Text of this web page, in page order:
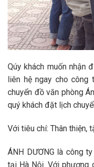
Qúy khách muốn nhận
liên hệ ngay cho công
chuyển đồ văn phòng
quý khách đặt lịch
Với tiêu chí: Thân thiện,
ÁNH DƯƠNG là công
tại Hà Nội. Với phương